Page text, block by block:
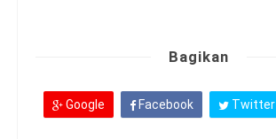
Bagikan
Google Facebook Twitter